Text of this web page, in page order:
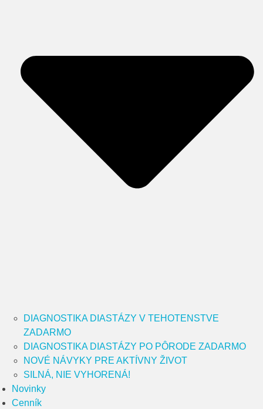
DIAGNOSTIKA DIASTÁZY V TEHOTENSTVE
ZADARMO
DIAGNOSTIKA DIASTÁZY PO PÔRODE ZADARMO
NOVÉ NÁVYKY PRE AKTÍVNY ŽIVOT
SILNÁ, NIE VYHORENÁ!
Novinky
Cenník